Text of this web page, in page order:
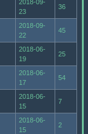
2018-09-
23
36
2018-09-
22
45
2018-06-
19
25
2018-06-
17
54
2018-06-
15
7
2018-06-
15
2